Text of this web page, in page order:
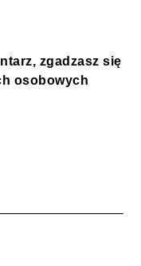
zgadzasz się
osobowych